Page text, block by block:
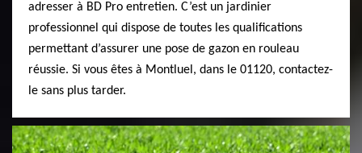
adresser à BD Pro entretien. C’est un jardinier
professionnel qui dispose de toutes les qualifications
permettant d’assurer une pose de gazon en rouleau
réussie. Si vous êtes à Montluel, dans le 01120, contactez-
le sans plus tarder.